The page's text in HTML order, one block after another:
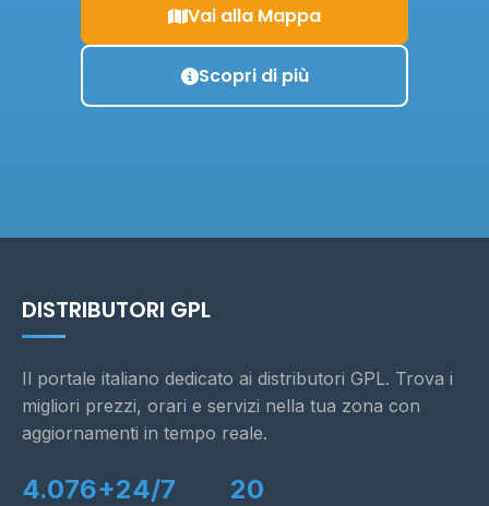
Vai alla Mappa
Scopri di più
DISTRIBUTORI GPL
Il portale italiano dedicato ai distributori GPL. Trova i
migliori prezzi, orari e servizi nella tua zona con
aggiornamenti in tempo reale.
4.076+24/7 20